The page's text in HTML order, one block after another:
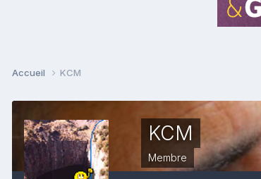
Accueil KCM
KCM
Membre